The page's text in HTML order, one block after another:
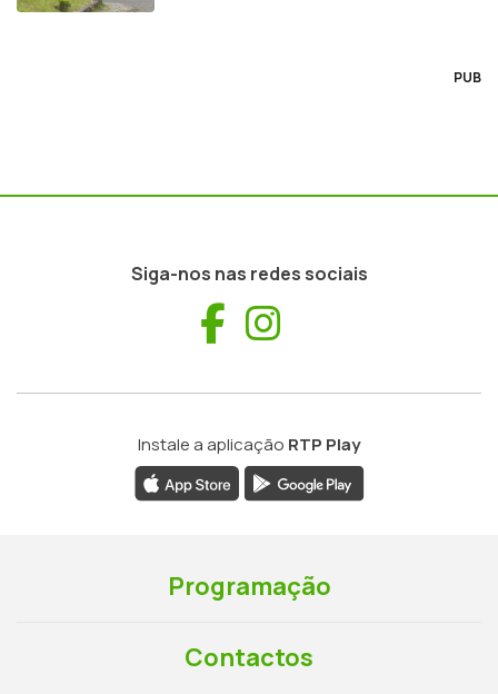
PUB
Siga-nos nas redes sociais
Facebook
Instale a aplicação RTP Play
Programação
Contactos